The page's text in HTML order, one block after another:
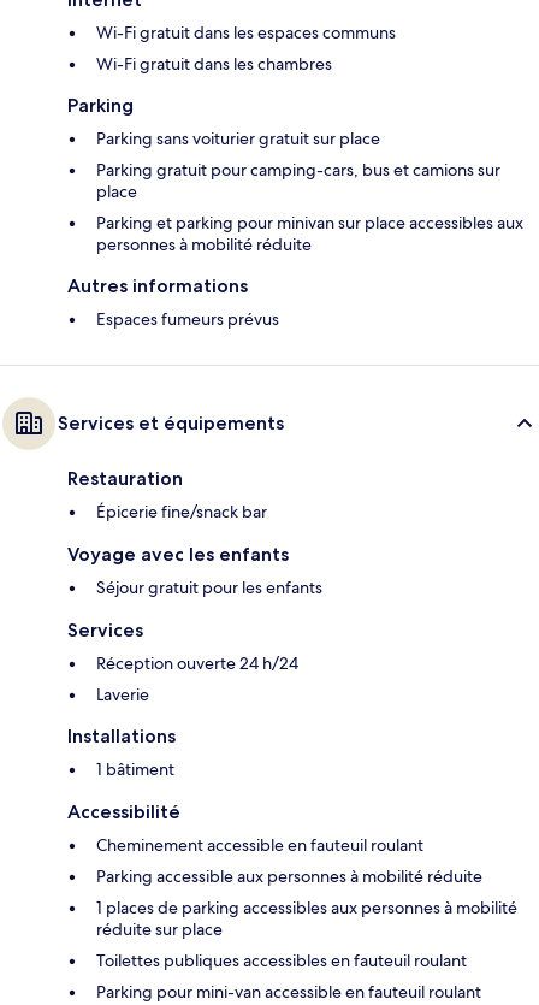
Wi-Fi gratuit dans les espaces communs
Wi-Fi gratuit dans les chambres
Parking
Parking sans voiturier gratuit sur place
Parking gratuit pour camping-cars, bus et camions sur
place
Parking et parking pour minivan sur place accessibles aux
personnes à mobilité réduite
Autres informations
Espaces fumeurs prévus
Services et équipements
Restauration
Épicerie fine/snack bar
Voyage avec les enfants
Séjour gratuit pour les enfants
Services
Réception ouverte 24 h/24
Laverie
Installations
1 bâtiment
Accessibilité
Cheminement accessible en fauteuil roulant
Parking accessible aux personnes à mobilité réduite
1 places de parking accessibles aux personnes à mobilité
réduite sur place
Toilettes publiques accessibles en fauteuil roulant
Parking pour mini-van accessible en fauteuil roulant